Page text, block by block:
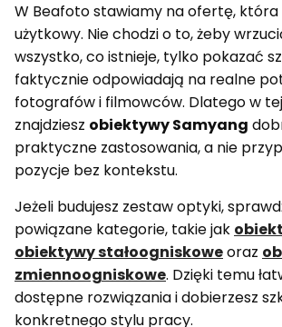
W Beafoto stawiamy na ofertę, która
użytkowy. Nie chodzi o to, żeby
wszystko, co istnieje, tylko pokazać
faktycznie odpowiadają na realne
fotografów i filmowców. Dlatego w
znajdziesz obiektywy Samyang
praktyczne zastosowania, a nie
pozycje bez kontekstu.
Jeżeli budujesz zestaw optyki,
powiązane kategorie, takie jak
obiektywy stałoogniskoweoraz
zmiennoogniskowe. Dzięki temu
dostępne rozwiązania i dobierzesz
konkretnego stylu pracy.